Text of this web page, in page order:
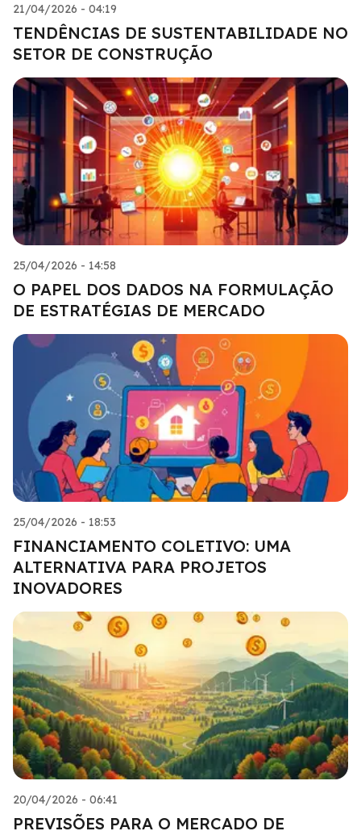
21/04/2026 - 04:19
TENDÊNCIAS DE SUSTENTABILIDADE NO
SETOR DE CONSTRUÇÃO
25/04/2026 - 14:58
O PAPEL DOS DADOS NA FORMULAÇÃO
DE ESTRATÉGIAS DE MERCADO
25/04/2026 - 18:53
FINANCIAMENTO COLETIVO: UMA
ALTERNATIVA PARA PROJETOS
INOVADORES
20/04/2026 - 06:41
PREVISÕES PARA O MERCADO DE